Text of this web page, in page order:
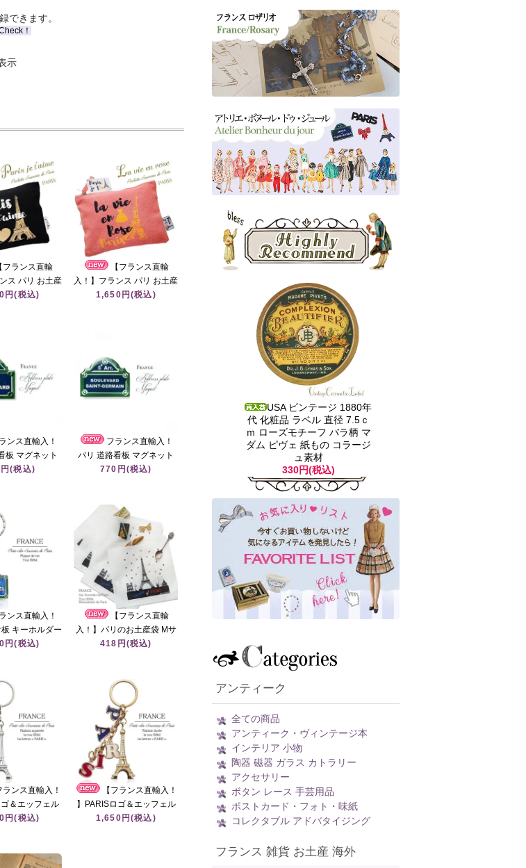
できます。
！
示
フランス直輸
ス パリ お土産
ェル塔柄 ブラ
円(税込)
【フランス直輸
入！】フランス パリ お土産
ポーチ エッフェル塔柄 コー
1,650円(税込)
ンス直輸入！
板 マグネット
フタール通り
(税込)
フランス直輸入！
パリ 道路看板 マグネット
サン・ジェルマン大通り
paris お土産）
770円(税込)
ンス直輸入！
キーホルダー
ル塔【PARIS
円(税込)
【フランス直輸
入！】パリのお土産袋 Mサ
イズ（5枚入り）
418円(税込)
ランス直輸入！
＆エッフェル
ダー シルバー
円(税込)
【フランス直輸入！
】PARISロゴ＆エッフェル
塔 キーホルダー ゴールド
1,650円(税込)
USA ビンテージ 1880年
代 化粧品 ラベル 直径 7.5ｃ
ｍ ローズモチーフ バラ柄 マ
ダム ピヴェ 紙もの コラージ
ュ素材
330円(税込)
アンティーク
全ての商品
アンティーク・ヴィンテージ本
インテリア 小物
陶器 磁器 ガラス カトラリー
アクセサリー
ボタン レース 手芸用品
ポストカード・フォト・味紙
コレクタブル アドバタイジング
フランス 雑貨 お土産 海外